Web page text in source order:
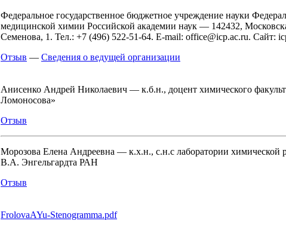
Федеральное государственное бюджетное учреждение науки
медицинской химии Российской академии наук — 142432,
Семенова, 1. Тел.: +7 (496) 522-51-64. E-mail: office@icp.ac.ru. Сайт:
Отзыв — Сведения о ведущей организации
Анисенко Андрей Николаевич — к.б.н., доцент химического
Ломоносова»
Отзыв
Морозова Елена Андреевна — к.х.н., с.н.с лаборатории химической
В.А. Энгельгардта РАН
Отзыв
FrolovaAYu-Stenogramma.pdf